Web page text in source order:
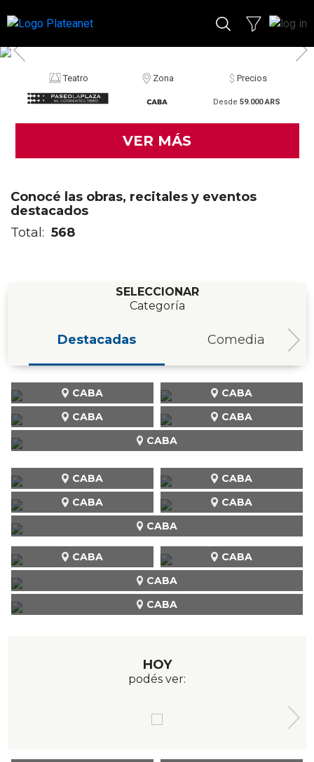
Teatro Zona Precios
Desde 59.000 ARS
VER MÁS
Conocé las obras, recitales y eventos
destacados
Total: 568
SELECCIONAR
Categoría
Destacadas Comedia
CABA
CABA
CABA
CABA
CABA
CABA CABA
CABA
CABA CABA
CABA
CABA CABA
CABA
HOY
podés ver: